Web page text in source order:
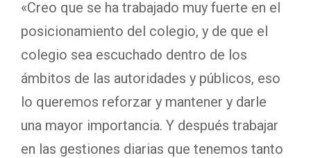
«Creo que se ha trabajado muy fuerte en el
posicionamiento del colegio, y de que el
colegio sea escuchado dentro de los
ámbitos de las autoridades y públicos, eso
lo queremos reforzar y mantener y darle
una mayor importancia. Y después trabajar
en las gestiones diarias que tenemos tanto